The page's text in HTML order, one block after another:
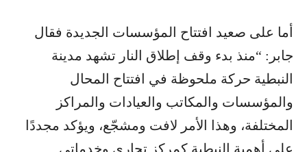
أما على صعيد افتتاح المؤسسات الجديدة فقال
جابر: “منذ بدء وقف إطلاق النار تشهد مدينة
النبطية حركة ملحوظة في افتتاح المحال
والمؤسسات والمكاتب والعيادات والمراكز
المختلفة، وهذا الأمر لافت ومشجّع، ويؤكد مجددًا
على أهمية النبطية كمركز تجاري وخدماتي